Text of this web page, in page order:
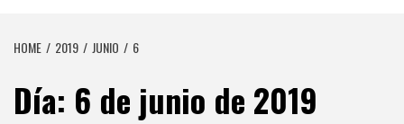
HOME 2019 JUNIO 6
Día: 6 de junio de 2019